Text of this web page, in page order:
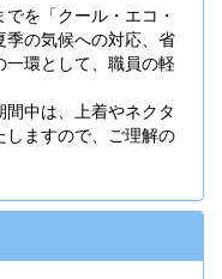
を「クール・エコ・
季の気候への対応、省
環として、職員の軽
中は、上着やネクタ
ますので、ご理解の